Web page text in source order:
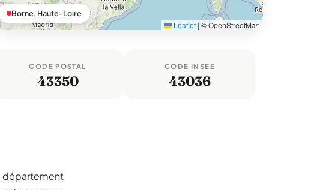
Leaflet | © OpenStreetMap
Borne, Haute-Loire
CODE POSTAL
43350
CODE INSEE
43036
département